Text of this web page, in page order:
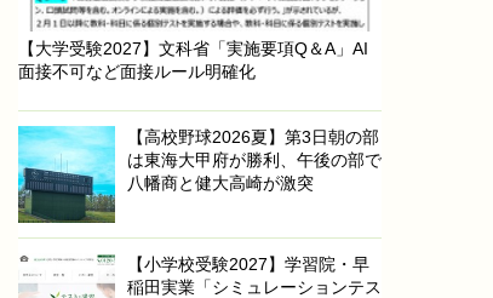
【大学受験2027】文科省「実施要項Q＆A」AI
面接不可など面接ルール明確化
【高校野球2026夏】第3日朝の部
は東海大甲府が勝利、午後の部で
八幡商と健大高崎が激突
【小学校受験2027】学習院・早
稲田実業「シミュレーションテス